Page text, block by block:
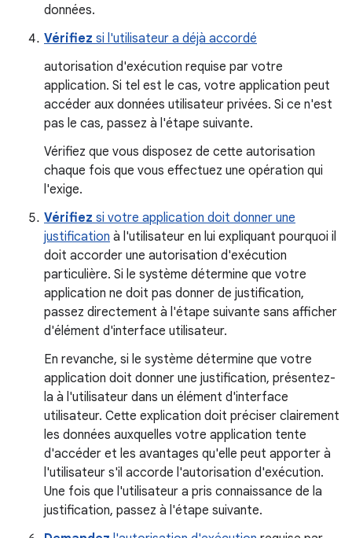
données.
Vérifiez si l'utilisateur a déjà accordé
autorisation d'exécution requise par votre
application. Si tel est le cas, votre application peut
accéder aux données utilisateur privées. Si ce n'est
pas le cas, passez à l'étape suivante.
Vérifiez que vous disposez de cette autorisation
chaque fois que vous effectuez une opération qui
l'exige.
Vérifiez si votre application doit donner une
justification à l'utilisateur en lui expliquant pourquoi il
doit accorder une autorisation d'exécution
particulière. Si le système détermine que votre
application ne doit pas donner de justification,
passez directement à l'étape suivante sans afficher
d'élément d'interface utilisateur.
En revanche, si le système détermine que votre
application doit donner une justification, présentez-
la à l'utilisateur dans un élément d'interface
utilisateur. Cette explication doit préciser clairement
les données auxquelles votre application tente
d'accéder et les avantages qu'elle peut apporter à
l'utilisateur s'il accorde l'autorisation d'exécution.
Une fois que l'utilisateur a pris connaissance de la
justification, passez à l'étape suivante.